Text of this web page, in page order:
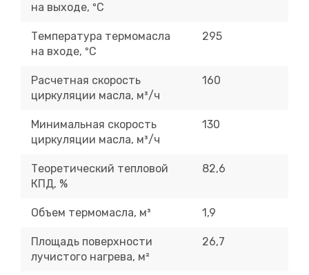
на выходе, ºС
Температура термомасла
на входе, ºС
295
Расчетная скорость
циркуляции масла, м³/ч
160
Минимальная скорость
циркуляции масла, м³/ч
130
Теоретический тепловой
КПД, %
82,6
Объем термомасла, м³ 1,9
Площадь поверхности
лучистого нагрева, м²
26,7